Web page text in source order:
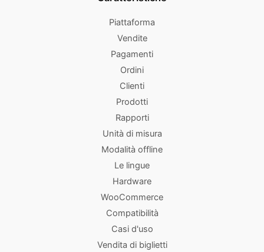
Piattaforma
Vendite
Pagamenti
Ordini
Clienti
Prodotti
Rapporti
Unità di misura
Modalità offline
Le lingue
Hardware
WooCommerce
Compatibilità
Casi d'uso
Vendita di biglietti